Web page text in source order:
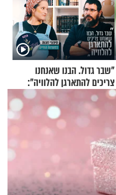
"שבר גדול. הבנו שאנחנו
צריכים להתארגן להלוויה":
זוגיות במבחן, הפעם עם מרים
וגד דנינו